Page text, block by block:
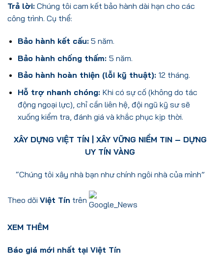
Trả lời: Chúng tôi cam kết bảo hành dài hạn cho các
công trình. Cụ thể:
Bảo hành kết cấu:5 năm.
Bảo hành chống thấm: 5 năm.
Bảo hành hoàn thiện (lỗi kỹ thuật): 12 tháng.
Hỗ trợ nhanh chóng: Khi có sự cố (không do tác
động ngoại lực), chỉ cần liên hệ, đội ngũ kỹ sư sẽ
xuống kiểm tra, đánh giá và khắc phục kịp thời.
XÂY DỰNG VIỆT TÍN| XÂY VỮNG NIỀM TIN – DỰNG
UY TÍN VÀNG
“Chúng tôi xây nhà bạn như chính ngôi nhà của mình”
Theo dõi Việt Tín trên
XEM THÊM
Báo giá mới nhất tại Việt Tín